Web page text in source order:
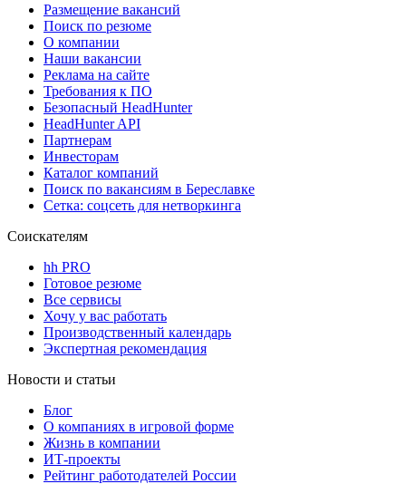
Размещение вакансий
Поиск по резюме
О компании
Наши вакансии
Реклама на сайте
Требования к ПО
Безопасный HeadHunter
HeadHunter API
Партнерам
Инвесторам
Каталог компаний
Поиск по вакансиям в Береславке
Сетка: соцсеть для нетворкинга
Соискателям
hh PRO
Готовое резюме
Все сервисы
Хочу у вас работать
Производственный календарь
Экспертная рекомендация
Новости и статьи
Блог
О компаниях в игровой форме
Жизнь в компании
ИТ-проекты
Рейтинг работодателей России